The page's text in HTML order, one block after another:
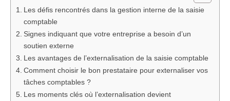
Les défis rencontrés dans la gestion interne de la saisie
comptable
Signes indiquant que votre entreprise a besoin d’un
soutien externe
Les avantages de l’externalisation de la saisie comptable
Comment choisir le bon prestataire pour externaliser vos
tâches comptables ?
Les moments clés où l’externalisation devient